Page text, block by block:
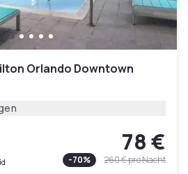
Orlando Downtown
78 €
-70% 260 €pro Nacht